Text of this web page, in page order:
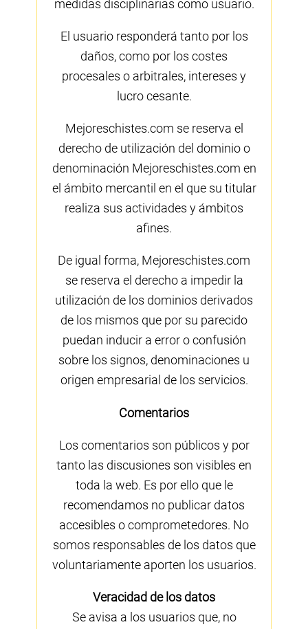
medidas disciplinarias como usuario.
El usuario responderá tanto por los
daños, como por los costes
procesales o arbitrales, intereses y
lucro cesante.
Mejoreschistes.com se reserva el
derecho de utilización del dominio o
denominación Mejoreschistes.com en
el ámbito mercantil en el que su titular
realiza sus actividades y ámbitos
afines.
De igual forma, Mejoreschistes.com
se reserva el derecho a impedir la
utilización de los dominios derivados
de los mismos que por su parecido
puedan inducir a error o confusión
sobre los signos, denominaciones u
origen empresarial de los servicios.
Comentarios
Los comentarios son públicos y por
tanto las discusiones son visibles en
toda la web. Es por ello que le
recomendamos no publicar datos
accesibles o comprometedores. No
somos responsables de los datos que
voluntariamente aporten los usuarios.
Veracidad de los datos
Se avisa a los usuarios que, no